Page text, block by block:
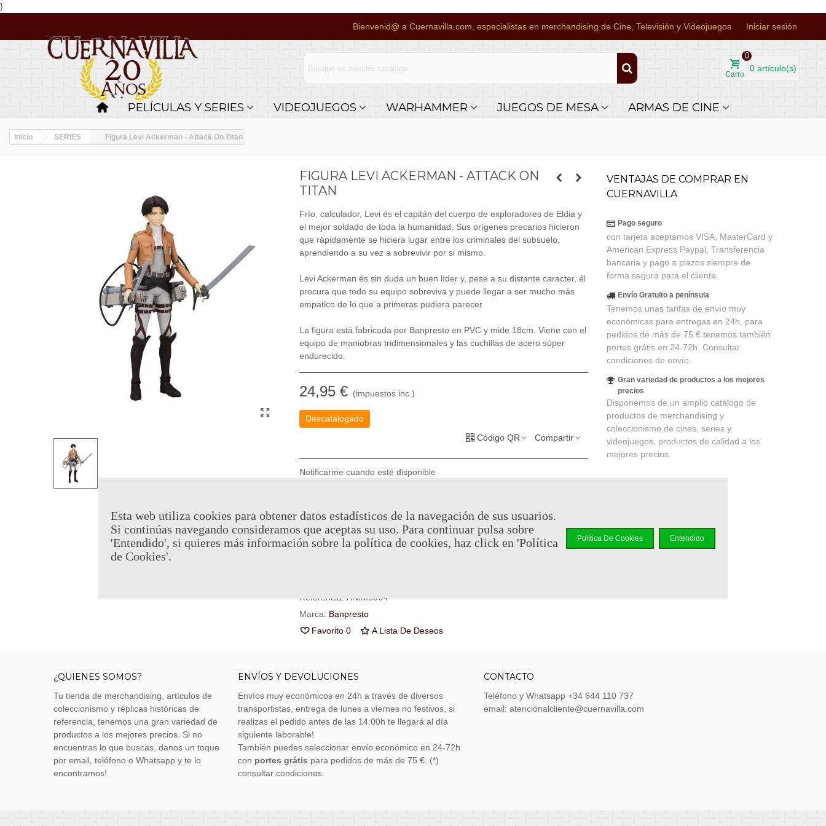
}
Bienvenid@ a Cuernavilla.com, especialistas en merchandising de Cine, Televisión y Videojuegos Iniciar sesión
Carro
0
0 artículo(s)
PELÍCULAS Y SERIES VIDEOJUEGOS WARHAMMER JUEGOS DE MESA ARMAS DE CINE
Inicio SERIES Figura Levi Ackerman - Attack On Titan
FIGURA LEVI ACKERMAN - ATTACK ON
TITAN
Frío, calculador, Levi és el capitán del cuerpo de exploradores de Eldia y
el mejor soldado de toda la humanidad. Sus orígenes precarios hicieron
que rápidamente se hiciera lugar entre los criminales del subsuelo,
aprendiendo a su vez a sobrevivir por si mismo.
Levi Ackerman és sin duda un buen líder y, pese a su distante caracter, él
procura que todo su equipo sobreviva y puede llegar a ser mucho más
empatico de lo que a primeras pudiera parecer
La figura está fabricada por Banpresto en PVC y mide 18cm. Viene con el
equipo de maniobras tridimensionales y las cuchillas de acero súper
endurecido.
24,95 € (impuestos inc.)
Descatalogado
Código QR
Compartir
Notificarme cuando esté disponible
Puedes consultar la política de privacidad aquí
Al comprar este producto puedes juntar hasta12puntos de fidelidad
Su cesta sera de12puntos de fidelidadque se puede convertir en un
Referencia: ANIM6064
Marca: Banpresto
Favorito 0 A Lista De Deseos
VENTAJAS DE COMPRAR EN
CUERNAVILLA
Pago seguro
con tarjeta aceptamos VISA, MasterCard y
American Express Paypal, Transferencia
bancaria y pago a plazos siempre de
forma segura para el cliente.
Envío Gratuito a península
Tenemos unas tarifas de envío muy
económicas para entregas en 24h, para
pedidos de más de 75 € tenemos también
portes grátis en 24-72h. Consultar
condiciones de envío.
Gran variedad de productos a los mejores
precios
Disponemos de un amplio catálogo de
productos de merchandising y
coleccionismo de cines, series y
videojuegos, productos de calidad a los
mejores precios.
¿QUIENES SOMOS?
Tu tienda de merchandising, artículos de
coleccionismo y réplicas históricas de
referencia, tenemos una gran variedad de
productos a los mejores precios. Si no
encuentras lo que buscas, danos un toque
por email, teléfono o Whatsapp y te lo
encontramos!
ENVÍOS Y DEVOLUCIONES
Envíos muy económicos en 24h a través de diversos
transportistas, entrega de lunes a viernes no festivos, si
realizas el pedido antes de las 14:00h te llegará al día
siguiente laborable!
También puedes seleccionar envío económico en 24-72h
con portes grátis para pedidos de más de 75 €. (*)
consultar condiciones.
CONTACTO
Teléfono y Whatsapp +34 644 110 737
email: atencionalcliente@cuernavilla.com
Esta web utiliza cookies para obtener datos estadísticos de la navegación de sus usuarios.
Si continúas navegando consideramos que aceptas su uso. Para continuar pulsa sobre
'Entendido', si quieres más información sobre la política de cookies, haz click en 'Política
de Cookies'.
Política De Cookies Entendido